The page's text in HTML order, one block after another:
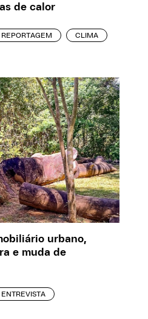
de calor
REPORTAGEM CLIMA
urbano,
e muda de
ENTREVISTA